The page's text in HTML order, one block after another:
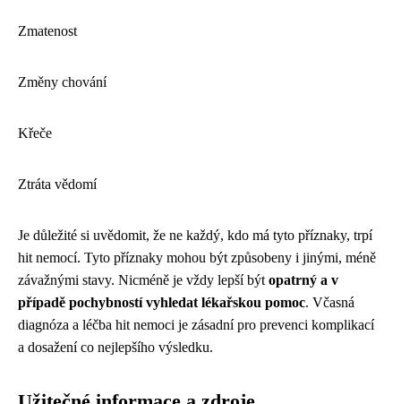
Zmatenost
Změny chování
Křeče
Ztráta vědomí
Je důležité si uvědomit, že ne každý, kdo má tyto příznaky, trpí
hit nemocí. Tyto příznaky mohou být způsobeny i jinými, méně
závažnými stavy. Nicméně je vždy lepší být opatrný a v
případě pochybností vyhledat lékařskou pomoc. Včasná
diagnóza a léčba hit nemoci je zásadní pro prevenci komplikací
a dosažení co nejlepšího výsledku.